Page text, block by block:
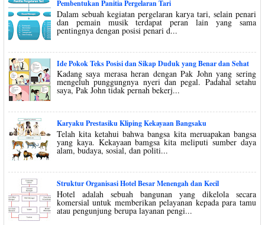
Pembentukan Panitia Pergelaran Tari
Dalam sebuah kegiatan pergelaran karya tari, selain penari
dan pemain musik terdapat peran lain yang sama
pentingnya dengan posisi penari d...
Ide Pokok Teks Posisi dan Sikap Duduk yang Benar dan Sehat
Kadang saya merasa heran dengan Pak John yang sering
mengeluh punggungnya nyeri dan pegal. Padahal setahu
saya, Pak John tidak pernah bekerj...
Karyaku Prestasiku Kliping Kekayaan Bangsaku
Telah kita ketahui bahwa bangsa kita meruapakan bangsa
yang kaya. Kekayaan bamgsa kita meliputi sumber daya
alam, budaya, sosial, dan politi...
Struktur Organisasi Hotel Besar Menengah dan Kecil
Hotel adalah sebuah bangunan yang dikelola secara
komersial untuk memberikan pelayanan kepada para tamu
atau pengunjung berupa layanan pengi...